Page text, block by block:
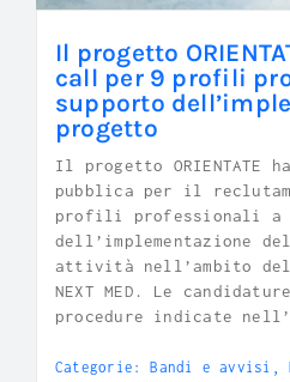
Il progetto
call per 9 profili
supporto
progetto
Il progetto ORIENTATE
pubblica per il
profili professionali a
dell’implementazione
attività nell’ambito del
NEXT MED. Le
procedure indicate
Categorie: Bandi e avvisi